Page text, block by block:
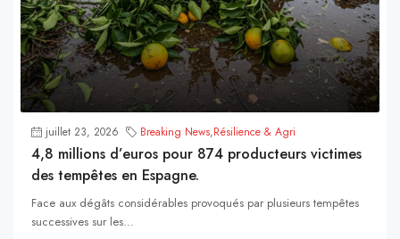
juillet 23, 2026 Breaking News,Résilience & Agri
4,8 millions d’euros pour 874 producteurs victimes
des tempêtes en Espagne.
Face aux dégâts considérables provoqués par plusieurs tempêtes
successives sur les...